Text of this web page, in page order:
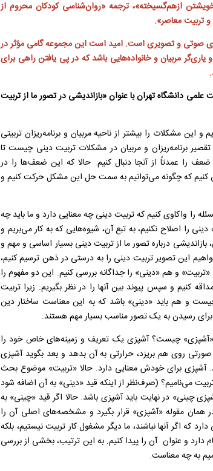
ازهم‌گسیخته»، ترجمه «روان‌شناسی کودکان محروم از
تربیت معاصر».
صوتی و تصویری است. امید است این مجموعه گامی مؤثر در
مربیان و خانواده‌هایی باشد که در پی یافتن راهی برای
دانشگاه تهران با عنوان«بازاندیشی در تصور ما از تربیت
این مشکلات را بیشتر از ناحیه مربیان و برنامه‌ریزان تربیتی
برنامه‌ریزان و مربیان در مشکلات تربیت دینی چیست تا
را عمدتاً از آنجا دنبال کنیم. حالا که این ضعف‌ها را در
کنیم که چگونه می‌توانیم به سمت حل این مشکل حرکت کنیم و
را واکاوی کنیم که تربیت دینی چه معنایی دارد و ما باید چه
را اصلاح نکنیم، به تبع آن، شیوه‌هایی که به کار می‌بریم و
بازاندیشی درباره تصور ما از تربیت دینی بسیار اساسی و مهم و
این تصویر تربیت دینی را به درستی در ذهن ترسیم کنیم،
و هم «دینی» را جداگانه بررسی کنیم. این دو مفهوم را
کنیم و سپس پیوند بین آنها را در نظر بگیریم. زیرا تربیت
چیست و هم باید «دینی» باشد که به این معناست ساختار دین
رسیدن به یک تصور مناسب بسیار مهم هستند.
«آشپزی» چیست؟ آشپزی یک تعریف و زمینه‌های خاص خود را
روی هم بریزد، حرارتی به آن بدهد و بعد بگوید آشپزی
آشپزی برای خودش معنایی دارد. حالا «تربیت» موضوع بحث
می‌نامیم؟ (صرف‌نظر از اینکه قید «دینی» به آن اضافه شود
چینی» در نهایت باید آشپزی باشد. حالا اگر قید «چینی» به
همان مقوله «آشپزی» قرار بگیرد و مشخصه‌های اصلی آن را
اگر آنها نباشند، ما دیگر مشغول کار تربیت نیستیم، بلکه
دارد و عنوان آن را پیدا کنیم. به این ترتیب، بخشی از بررسی
به چه معناست.